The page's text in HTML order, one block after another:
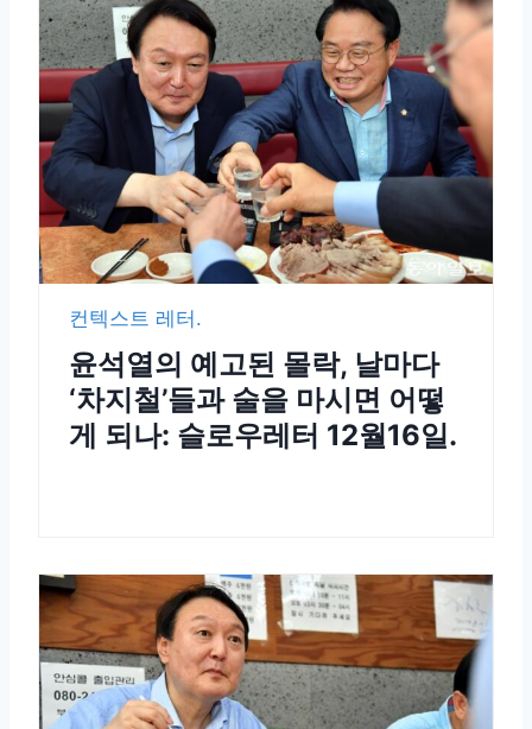
컨텍스트 레터.
윤석열의 예고된 몰락, 날마다
‘차지철’들과 술을 마시면 어떻
게 되나: 슬로우레터 12월16일.